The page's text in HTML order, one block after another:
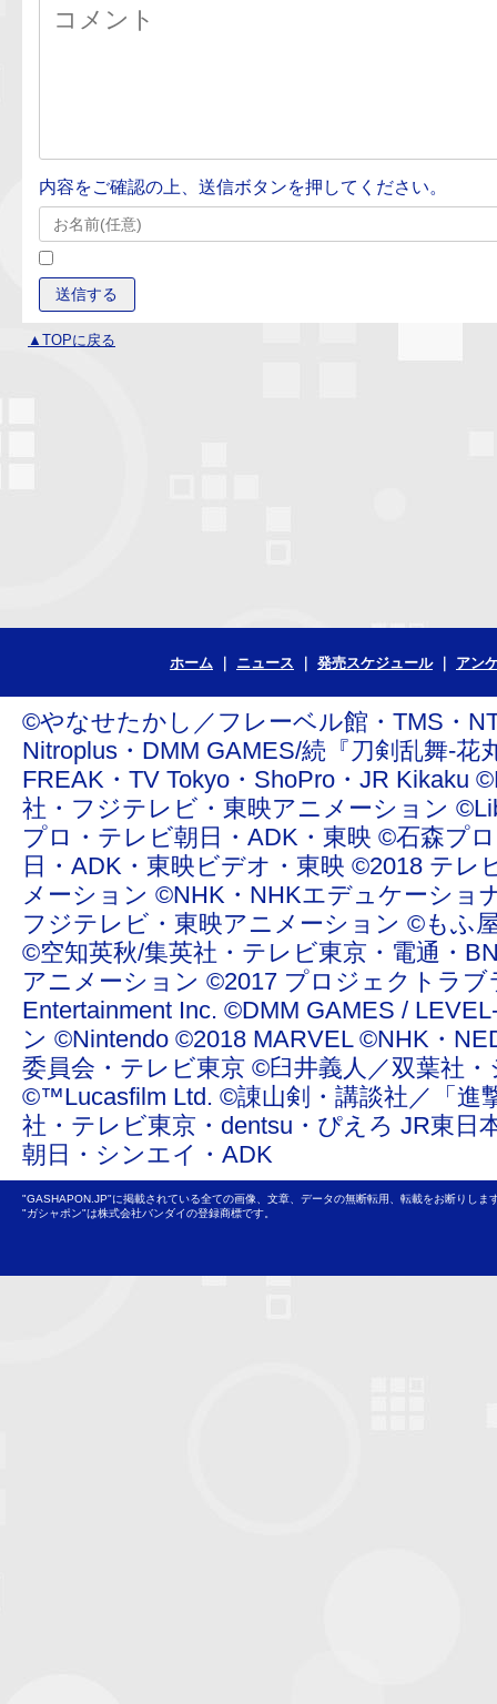
内容をご確認の上、送信ボタンを押してください。
▲TOPに戻る
ホーム ニュース 発売スケジュール アン
©やなせたかし／フレーベル館・TMS・
Nitroplus・DMM GAMES/続『刀剣乱舞-
FREAK・TV Tokyo・ShoPro・JR
社・フジテレビ・東映アニメーション
プロ・テレビ朝日・ADK・東映 ©石森プ
日・ADK・東映ビデオ・東映 ©2018 テ
メーション ©NHK・NHKエデュケーシ
フジテレビ・東映アニメーション ©もふ
©空知英秋/集英社・テレビ東京・電通・
アニメーション ©2017 プロジェクトラ
Entertainment Inc. ©DMM GAMES /
ン ©Nintendo ©2018 MARVEL ©NHK・
委員会・テレビ東京 ©臼井義人／双葉社
©™Lucasfilm Ltd. ©諌山剣・講談社／「進
社・テレビ東京・dentsu・ぴえろ JR東
朝日・シンエイ・ADK
"GASHAPON.JP"に掲載されている全ての画像、文章、データの無断転用、転載をお断りしま
"ガシャポン"は株式会社バンダイの登録商標です。